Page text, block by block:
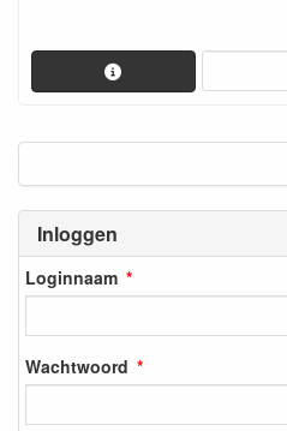
Inloggen
Loginnaam
Wachtwoord